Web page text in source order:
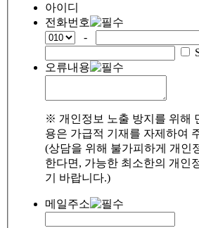
아이디
전화번호
-
오류내용
※ 개인정보 노출 방지를 위해
용은 가급적 기재를 자제하여
(상담을 위해 불가피하게 개인
한다면, 가능한 최소한의 개인
기 바랍니다.)
메일주소